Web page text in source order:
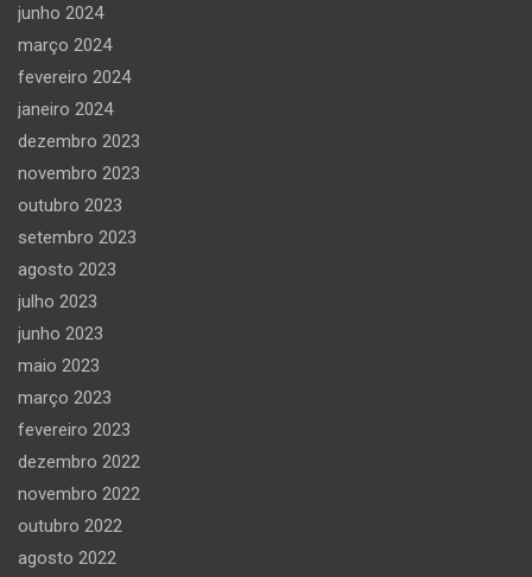
junho 2024
março 2024
fevereiro 2024
janeiro 2024
dezembro 2023
novembro 2023
outubro 2023
setembro 2023
agosto 2023
julho 2023
junho 2023
maio 2023
março 2023
fevereiro 2023
dezembro 2022
novembro 2022
outubro 2022
agosto 2022